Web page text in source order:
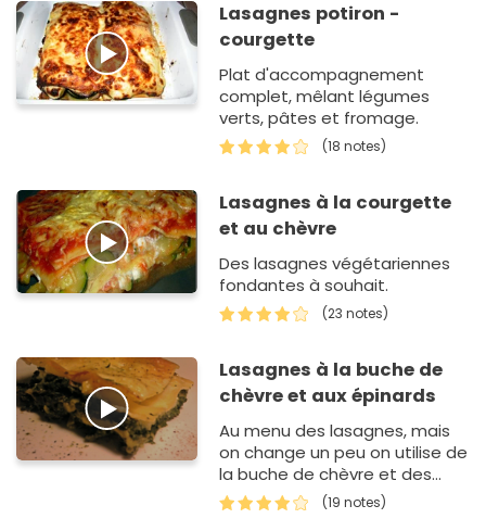
Lasagnes potiron -
courgette
Plat d'accompagnement
complet, mêlant légumes
verts, pâtes et fromage.
(18 notes)
Lasagnes à la courgette
et au chèvre
Des lasagnes végétariennes
fondantes à souhait.
(23 notes)
Lasagnes à la buche de
chèvre et aux épinards
Au menu des lasagnes, mais
on change un peu on utilise de
la buche de chèvre et des
épinards au lieu de la
bolognaise.
(19 notes)